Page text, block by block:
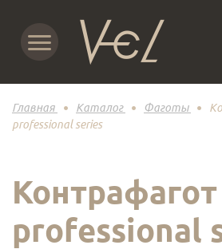
Главная Каталог Фаготы
professional series
professional